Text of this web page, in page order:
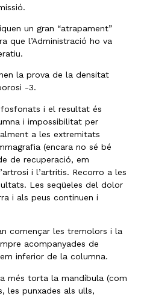
un gran “atrapament”
que l’Administració ho va
la prova de la densitat
-3.
i el resultat és
i impossibilitat per
a les extremitats
(encara no sé bé
de recuperació, em
i l’artritis. Recorro a les
Les seqüeles del dolor
i als peus continuen i
començar les tremolors i la
acompanyades de
inferior de la columna.
més torta la mandíbula (com
les punxades als ulls,